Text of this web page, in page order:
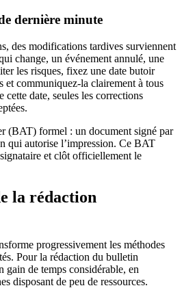
dernière minute
des modifications tardives surviennent
change, un événement annulé, une
les risques, fixez une date butoir
et communiquez-la clairement à tous
date, seules les corrections
(BAT) formel : un document signé par
qui autorise l’impression. Ce BAT
et clôt officiellement le
la rédaction
progressivement les méthodes
Pour la rédaction du bulletin
gain de temps considérable, en
disposant de peu de ressources.